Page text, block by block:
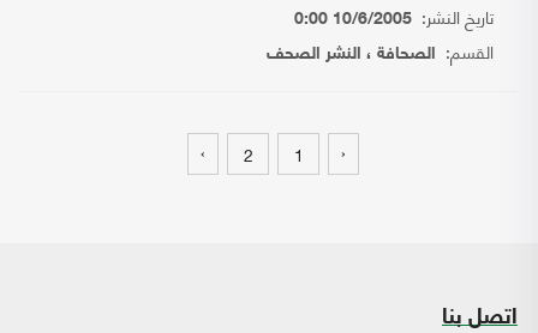
تاريخ النشر: 10/6/2005 0:00
القسم: الصحافة ، النشر الصحف
‹
1
2
›
اتصل بنا